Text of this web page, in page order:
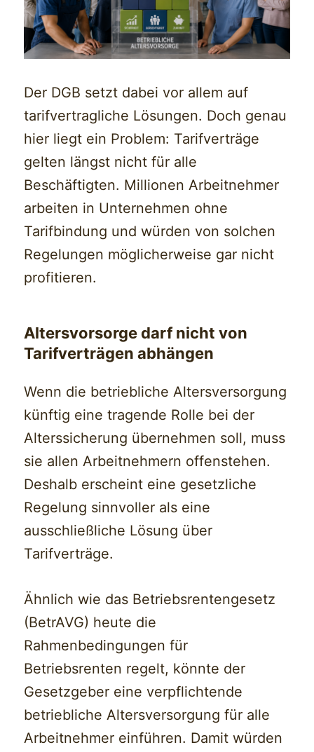
Der DGB setzt dabei vor allem auf
tarifvertragliche Lösungen. Doch genau
hier liegt ein Problem: Tarifverträge
gelten längst nicht für alle
Beschäftigten. Millionen Arbeitnehmer
arbeiten in Unternehmen ohne
Tarifbindung und würden von solchen
Regelungen möglicherweise gar nicht
profitieren.
Altersvorsorge darf nicht von
Tarifverträgen abhängen
Wenn die betriebliche Altersversorgung
künftig eine tragende Rolle bei der
Alterssicherung übernehmen soll, muss
sie allen Arbeitnehmern offenstehen.
Deshalb erscheint eine gesetzliche
Regelung sinnvoller als eine
ausschließliche Lösung über
Tarifverträge.
Ähnlich wie das Betriebsrentengesetz
(BetrAVG) heute die
Rahmenbedingungen für
Betriebsrenten regelt, könnte der
Gesetzgeber eine verpflichtende
betriebliche Altersversorgung für alle
Arbeitnehmer einführen. Damit würden